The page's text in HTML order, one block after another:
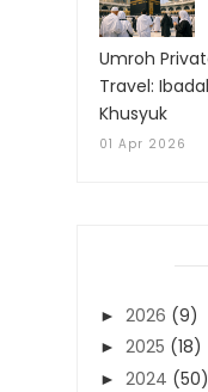
Umroh
Travel:
Khusyuk
01 Apr 2026
► 2026 (9)
► 2025 (18)
► 2024 (50)